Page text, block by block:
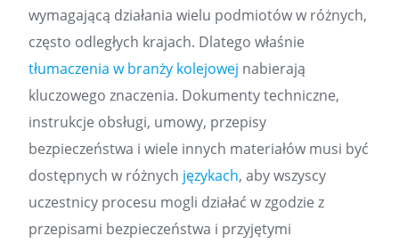
wymagającą działania wielu podmiotów w różnych,
często odległych krajach. Dlatego właśnie
tłumaczenia w branży kolejowej nabierają
kluczowego znaczenia. Dokumenty techniczne,
instrukcje obsługi, umowy, przepisy
bezpieczeństwa i wiele innych materiałów musi być
dostępnych w różnych językach, aby wszyscy
uczestnicy procesu mogli działać w zgodzie z
przepisami bezpieczeństwa i przyjętymi